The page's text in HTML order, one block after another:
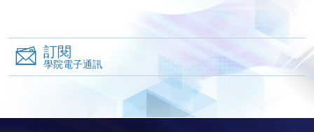
港大學專業進修學院」，並連同貼上郵票的回郵信
封及申請表交回本學院。補發的學費收據通常於課
程完結後寄出。
有關香港大學專業進修學院Summer School 的取錄方
法、學生須知、報名中心及其他相關資訊，請登入
訂閱
學院電子通訊